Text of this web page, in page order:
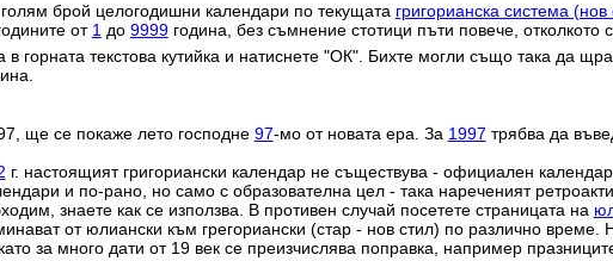
брой целогодишни календари по текущата григорианска система (нов
от 1до 9999година, без съмнение стотици пъти повече, отколкото
горната текстова кутийка и натиснете "ОК". Бихте могли също така да
ще се покаже лето господне 97-мо от новата ера. За 1997 трябва да
г. настоящият григориански календар не съществува - официален
и по-рано, но само с образователна цел - така нареченият
знаете как се използва. В противен случай посетете страницата на
от юлиански към грегориански (стар - нов стил) по различно
за много дати от 19 век се преизчислява поправка, например